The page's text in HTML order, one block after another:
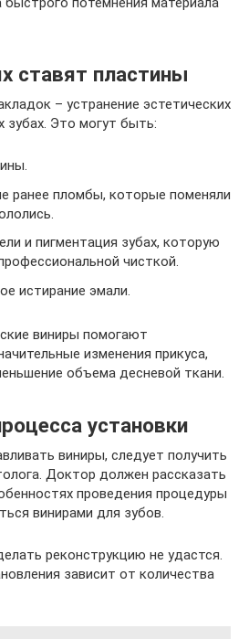
ставят пластины
– устранение эстетических
зубах. Это могут быть:
ранее пломбы, которые поменяли
и пигментация зубах, которую
чисткой.
истирание эмали.
виниры помогают
изменения прикуса,
объема десневой ткани.
установки
виниры, следует получить
Доктор должен рассказать
проведения процедуры
винирами для зубов.
реконструкцию не удастся.
зависит от количества